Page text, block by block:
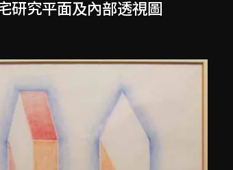
研究平面及內部透視圖